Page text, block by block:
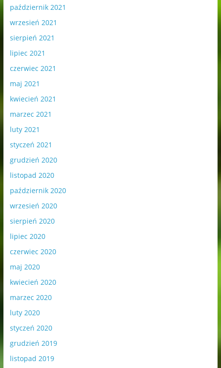
październik 2021
wrzesień 2021
sierpień 2021
lipiec 2021
czerwiec 2021
maj 2021
kwiecień 2021
marzec 2021
luty 2021
styczeń 2021
grudzień 2020
listopad 2020
październik 2020
wrzesień 2020
sierpień 2020
lipiec 2020
czerwiec 2020
maj 2020
kwiecień 2020
marzec 2020
luty 2020
styczeń 2020
grudzień 2019
listopad 2019